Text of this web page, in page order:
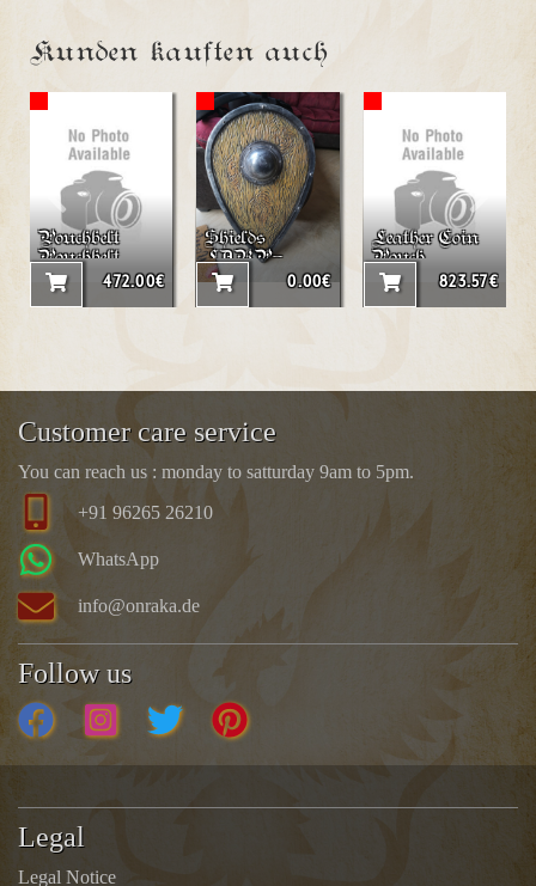
Kunden kauften auch
Pouchbelt
Pouchbelt
"Triangle"472.00€
Shields
LARP-
Tearshield
"Vidar"
0.00€
Leather Coin
Pouch
823.57€
Customer care service
You can reach us : monday to satturday 9am to 5pm.
+91 96265 26210
WhatsApp
info@onraka.de
Follow us
Legal
Legal Notice